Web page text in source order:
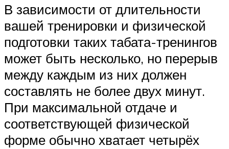
В зависимости от длительности
вашей тренировки и физической
подготовки таких табата-тренингов
может быть несколько, но перерыв
между каждым из них должен
составлять не более двух минут.
При максимальной отдаче и
соответствующей физической
форме обычно хватает четырёх